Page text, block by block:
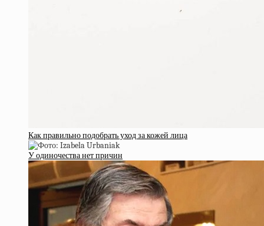
Как правильно подобрать уход за кожей лица
У одиночества нет причин